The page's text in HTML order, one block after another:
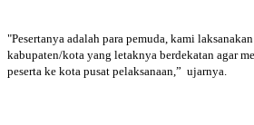
"Pesertanya adalah para pemuda, kami
kabupaten/kota yang letaknya berdekatan agar
peserta ke kota pusat pelaksanaan,” ujarnya.